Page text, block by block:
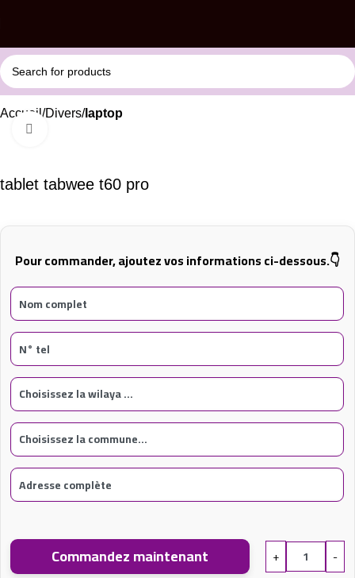
Accueil Divers laptop
tablet tabwee t60 pro
Pour commander, ajoutez vos informations ci-dessous.👇
-
+
Commandez maintenant